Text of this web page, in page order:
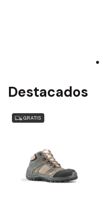
Destacados
GRATIS